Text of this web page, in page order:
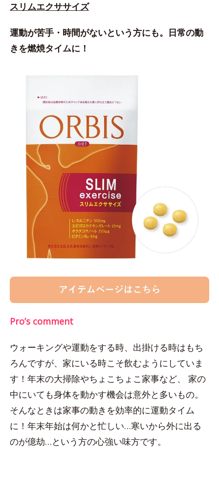
スリムエクササイズ
運動が苦手・時間がないという方にも。日常の動
きを燃焼タイムに！
Pro’s comment
ウォーキングや運動をする時、出掛ける時はもち
ろんですが、家にいる時こそ飲むようにしていま
す！年末の大掃除やちょこちょこ家事など、 家の
中にいても身体を動かす機会は意外と多いもの。
そんなときは家事の動きを効率的に運動タイム
に！年末年始は何かと忙しい…寒いから外に出る
のが億劫…という方の心強い味方です。